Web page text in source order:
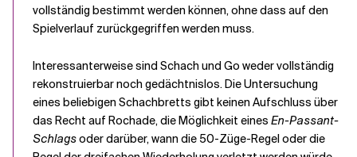
vollständig bestimmt werden können, ohne dass auf den
Spielverlauf zurückgegriffen werden muss.
Interessanterweise sind Schach und Go weder vollständig
rekonstruierbar noch gedächtnislos. Die Untersuchung
eines beliebigen Schachbretts gibt keinen Aufschluss über
das Recht auf Rochade, die Möglichkeit eines En-Passant-
Schlagsoder darüber, wann die 50-Züge-Regel oder die